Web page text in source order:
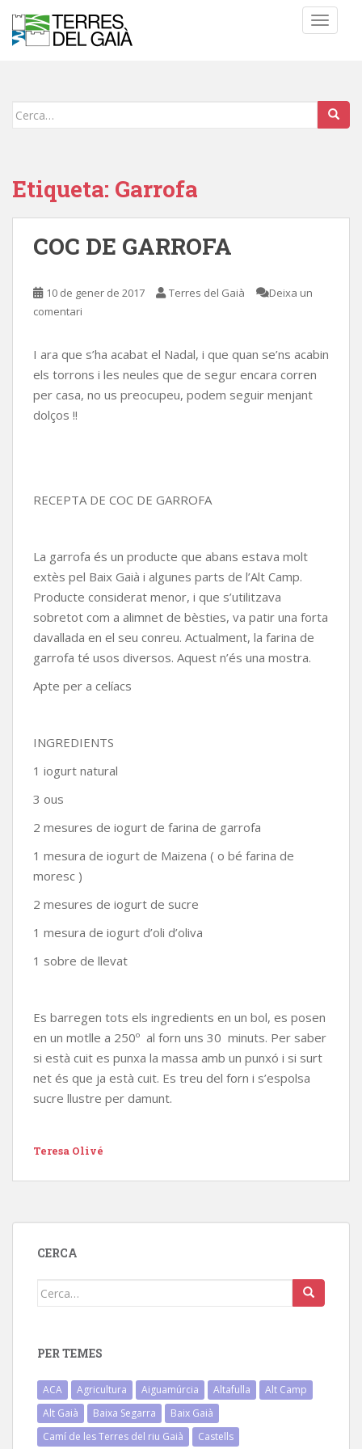
Cerca:
Etiqueta: Garrofa
COC DE GARROFA
10 de gener de 2017 Terres del Gaià
Deixa un
comentari
I ara que s’ha acabat el Nadal, i que quan se’ns acabin
els torrons i les neules que de segur encara corren
per casa, no us preocupeu, podem seguir menjant
dolços !!
RECEPTA DE COC DE GARROFA
La garrofa és un producte que abans estava molt
extès pel Baix Gaià i algunes parts de l’Alt Camp.
Producte considerat menor, i que s’utilitzava
sobretot com a alimnet de bèsties, va patir una forta
davallada en el seu conreu. Actualment, la farina de
garrofa té usos diversos. Aquest n’és una mostra.
Apte per a celíacs
INGREDIENTS
1 iogurt natural
3 ous
2 mesures de iogurt de farina de garrofa
1 mesura de iogurt de Maizena ( o bé farina de
moresc )
2 mesures de iogurt de sucre
1 mesura de iogurt d’oli d’oliva
1 sobre de llevat
Es barregen tots els ingredients en un bol, es posen
en un motlle a 250º al forn uns 30 minuts. Per saber
si està cuit es punxa la massa amb un punxó i si surt
net és que ja està cuit. Es treu del forn i s’espolsa
sucre llustre per damunt.
Teresa Olivé
CERCA
Cerca:
PER TEMES
ACA Agricultura Aiguamúrcia Altafulla
Alt Camp
Alt Gaià
Baixa Segarra
Baix Gaià
Camí de les Terres del riu Gaià
Castells